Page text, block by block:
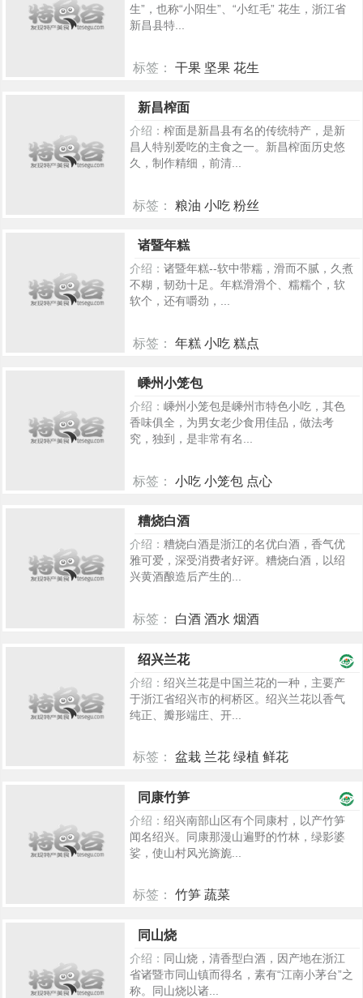
生”，也称“小阳生”、“小红毛” 花生，浙江省
新昌县特...
标签： 干果 坚果 花生
新昌榨面
介绍： 榨面是新昌县有名的传统特产，是新
昌人特别爱吃的主食之一。新昌榨面历史悠
久，制作精细，前清...
标签： 粮油 小吃 粉丝
诸暨年糕
介绍： 诸暨年糕--软中带糯，滑而不腻，久煮
不糊，韧劲十足。年糕滑滑个、糯糯个，软
软个，还有嚼劲，...
标签： 年糕 小吃 糕点
嵊州小笼包
介绍： 嵊州小笼包是嵊州市特色小吃，其色
香味俱全，为男女老少食用佳品，做法考
究，独到，是非常有名...
标签： 小吃 小笼包 点心
糟烧白酒
介绍： 糟烧白酒是浙江的名优白酒，香气优
雅可爱，深受消费者好评。糟烧白酒，以绍
兴黄酒酿造后产生的...
标签： 白酒 酒水 烟酒
绍兴兰花
介绍： 绍兴兰花是中国兰花的一种，主要产
于浙江省绍兴市的柯桥区。绍兴兰花以香气
纯正、瓣形端庄、开...
标签： 盆栽 兰花 绿植 鲜花
同康竹笋
介绍： 绍兴南部山区有个同康村，以产竹笋
闻名绍兴。同康那漫山遍野的竹林，绿影婆
娑，使山村风光旖旎...
标签： 竹笋 蔬菜
同山烧
介绍： 同山烧，清香型白酒，因产地在浙江
省诸暨市同山镇而得名，素有“江南小茅台”之
称。同山烧以诸...